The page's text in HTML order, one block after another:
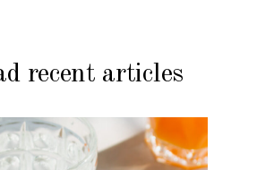
recent articles